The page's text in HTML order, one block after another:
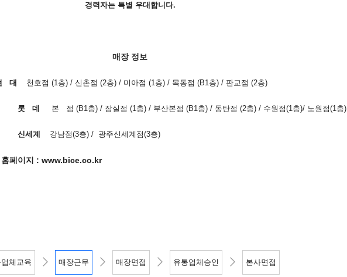
경력자는 특별 우대합니다.
매장 정보
대 천호점 (1층) / 신촌점 (2층) / 미아점 (1층) / 목동점 (B1층) / 판교점 (2층)
본 점 (B1층) / 잠실점 (1층) / 부산본점 (B1층) / 동탄점 (2층) / 수원점(1층)/ 노원점(1층)
신세계 강남점(3층) / 광주신세계점(3층)
체교육 매장근무 매장면접 유통업체승인 본사면접